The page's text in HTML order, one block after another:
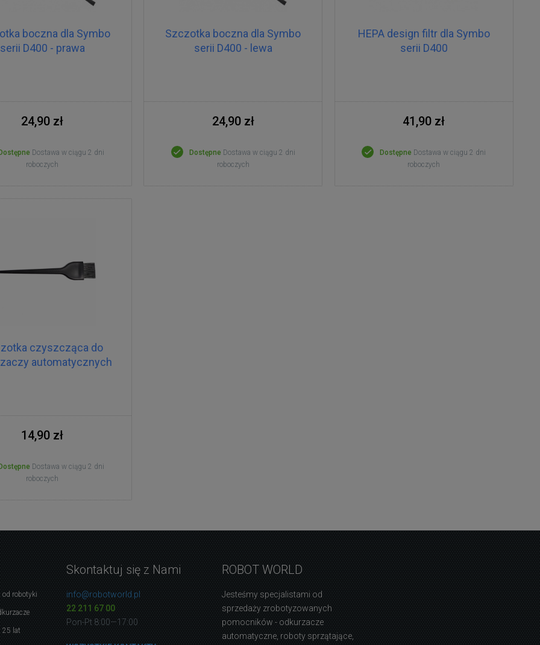
boczna dla Symbo
serii D400 - prawa
24,90 zł
Dostawa w ciągu 2 dni
roboczych
Szczotka boczna dla Symbo
serii D400 - lewa
24,90 zł
Dostępne Dostawa w ciągu 2 dni
roboczych
HEPA design filtr dla Symbo
serii D400
41,90 zł
Dostępne Dostawa w ciągu 2 dni
roboczych
czyszcząca do
automatycznych
14,90 zł
Dostawa w ciągu 2 dni
roboczych
robotyki
25 lat
Skontaktuj się z Nami
info@robotworld.pl
22 211 67 00
Pon-Pt 8:00—17:00
ROBOT WORLD
Jesteśmy specjalistami od
sprzedaży zrobotyzowanych
pomocników - odkurzacze
automatyczne, roboty sprzątające,